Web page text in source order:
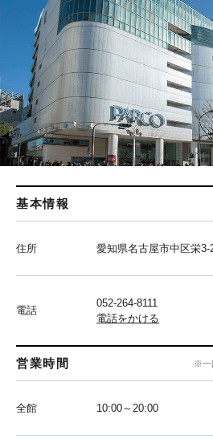
基本情報
住所 愛知県名古屋市中区栄3-
電話
052-264-8111
電話をかける
営業時間 ※一
全館 10:00～20:00